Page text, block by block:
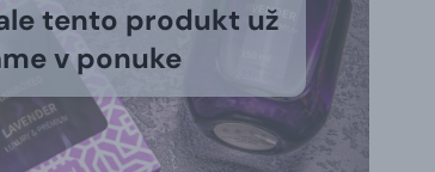
tento produkt už
v ponuke